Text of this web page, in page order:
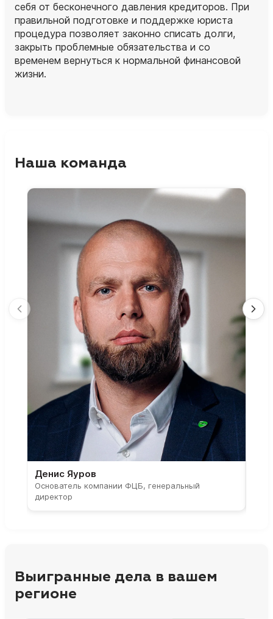
себя от бесконечного давления кредиторов. При
правильной подготовке и поддержке юриста
процедура позволяет законно списать долги,
закрыть проблемные обязательства и со
временем вернуться к нормальной финансовой
жизни.
Наша команда
Денис Яуров
Основатель компании ФЦБ, генеральный
директор
Выигранные дела в вашем
регионе